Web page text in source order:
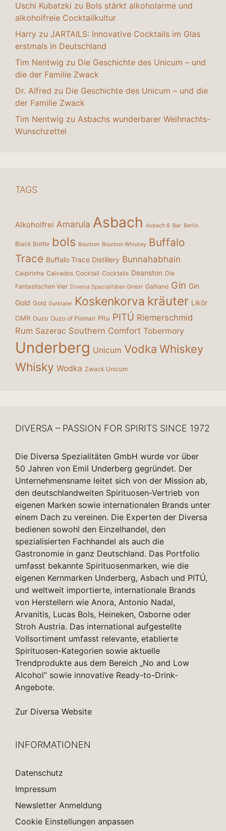
Uschi Kubatzki zu Bols stärkt alkoholarme und
alkoholfreie Cocktailkultur
Harry zu JARTAILS: Innovative Cocktails im Glas
erstmals in Deutschland
Tim Nentwig zu Die Geschichte des Unicum – und
die der Familie Zwack
Dr. Alfred zu Die Geschichte des Unicum – und die
der Familie Zwack
Tim Nentwig zu Asbachs wunderbarer Weihnachts-
Wunschzettel
TAGS
Alkoholfrei Amarula Asbach Asbach 8 Bar Berlin
Black Bottle bols Bourbon Bourbon Whiskey Buffalo
Trace Buffalo Trace Distillery Bunnahabhain
Caipirinha Calvados Cocktail Cocktails Deanston Die
Fantastischen Vier Diversa Spezialitäten GmbH Galliano Gin Gin
Gold Gold Gurktaler Koskenkorva kräuter Likör
OMR Ouzo Ouzo of Plomari Pitu PITÚ Riemerschmid
Rum Sazerac Southern Comfort Tobermory
Underberg Unicum Vodka Whiskey
Whisky Wodka Zwack Unicum
DIVERSA – PASSION FOR SPIRITS SINCE 1972
Die Diversa Spezialitäten GmbH wurde vor über
50 Jahren von Emil Underberg gegründet. Der
Unternehmensname leitet sich von der Mission ab,
den deutschlandweiten Spirituosen-Vertrieb von
eigenen Marken sowie internationalen Brands unter
einem Dach zu vereinen. Die Experten der Diversa
bedienen sowohl den Einzelhandel, den
spezialisierten Fachhandel als auch die
Gastronomie in ganz Deutschland. Das Portfolio
umfasst bekannte Spirituosenmarken, wie die
eigenen Kernmarken Underberg, Asbach und PITÚ,
und weltweit importierte, internationale Brands
von Herstellern wie Anora, Antonio Nadal,
Arvanitis, Lucas Bols, Heineken, Osborne oder
Stroh Austria. Das international aufgestellte
Vollsortiment umfasst relevante, etablierte
Spirituosen-Kategorien sowie aktuelle
Trendprodukte aus dem Bereich „No and Low
Alcohol“ sowie innovative Ready-to-Drink-
Angebote.
Zur Diversa Website
INFORMATIONEN
Datenschutz
Impressum
Newsletter Anmeldung
Cookie Einstellungen anpassen